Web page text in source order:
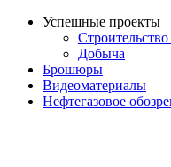
Успешные проекты
Добыча
Брошюры
Видеоматериалы
Нефтегазовое